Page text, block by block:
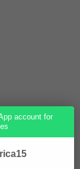
account for